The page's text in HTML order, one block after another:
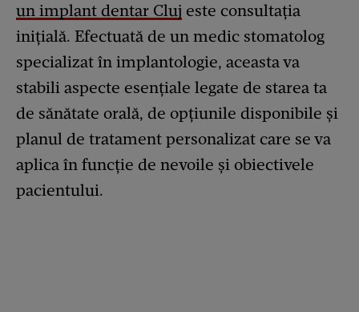
un implant dentar Cluj este consultația
inițială. Efectuată de un medic stomatolog
specializat în implantologie, aceasta va
stabili aspecte esențiale legate de starea ta
de sănătate orală, de opțiunile disponibile și
planul de tratament personalizat care se va
aplica în funcție de nevoile și obiectivele
pacientului.